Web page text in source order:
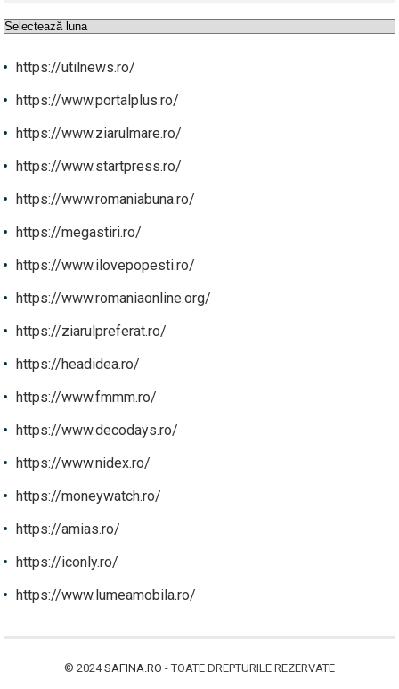
Arhive
https://utilnews.ro/
https://www.portalplus.ro/
https://www.ziarulmare.ro/
https://www.startpress.ro/
https://www.romaniabuna.ro/
https://megastiri.ro/
https://www.ilovepopesti.ro/
https://www.romaniaonline.org/
https://ziarulpreferat.ro/
https://headidea.ro/
https://www.fmmm.ro/
https://www.decodays.ro/
https://www.nidex.ro/
https://moneywatch.ro/
https://amias.ro/
https://iconly.ro/
https://www.lumeamobila.ro/
© 2024SAFINA.RO - TOATE DREPTURILE REZERVATE